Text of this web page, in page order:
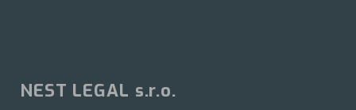
NEST LEGAL s.r.o.